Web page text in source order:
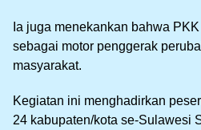
Ia juga menekankan bahwa
sebagai motor penggerak
masyarakat.
Kegiatan ini menghadirkan
24 kabupaten/kota se-Sulawesi